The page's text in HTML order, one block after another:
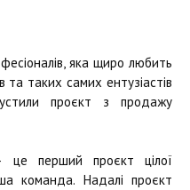
яка щиро любить
таких самих ентузіастів
проєкт з продажу
це перший проєкт цілої
команда. Надалі проєкт